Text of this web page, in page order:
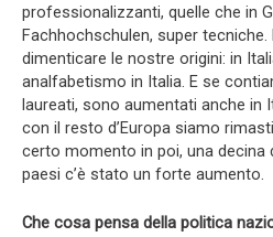
professionalizzanti, quelle che in
Fachhochschulen, super
dimenticare le nostre origini: in
analfabetismo in Italia. E se
laureati, sono aumentati anche in
con il resto d’Europa siamo
certo momento in poi, una decina
paesi c’è stato un forte aumento.
Che cosa pensa della politica